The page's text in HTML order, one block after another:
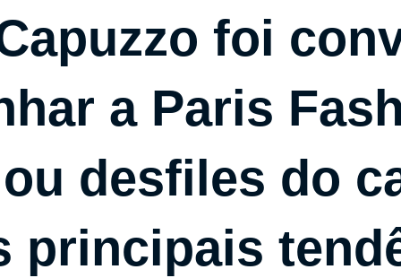
foi
a Paris
desfiles do
principais